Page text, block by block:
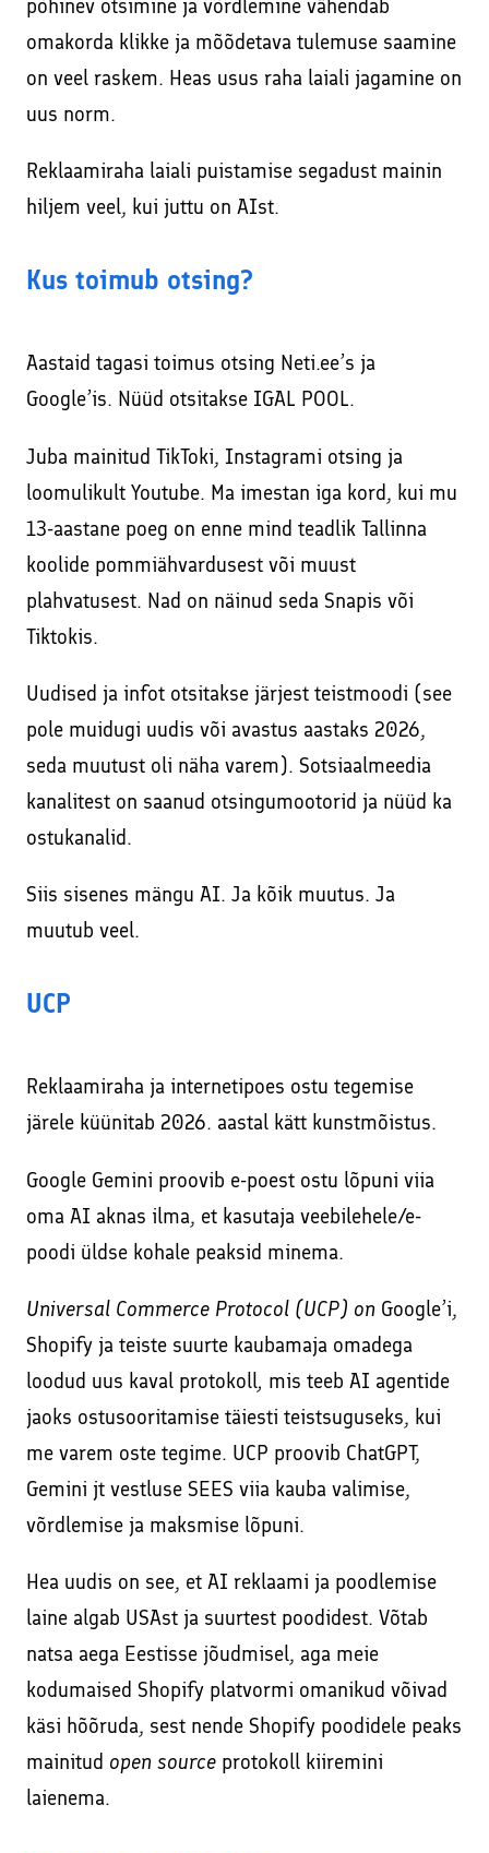
põhinev otsimine ja võrdlemine vähendab
omakorda klikke ja mõõdetava tulemuse saamine
on veel raskem. Heas usus raha laiali jagamine on
uus norm.
Reklaamiraha laiali puistamise segadust mainin
hiljem veel, kui juttu on AIst.
Kus toimub otsing?
Aastaid tagasi toimus otsing Neti.ee’s ja
Google’is. Nüüd otsitakse IGAL POOL.
Juba mainitud TikToki, Instagrami otsing ja
loomulikult Youtube. Ma imestan iga kord, kui mu
13-aastane poeg on enne mind teadlik Tallinna
koolide pommiähvardusest või muust
plahvatusest. Nad on näinud seda Snapis või
Tiktokis.
Uudised ja infot otsitakse järjest teistmoodi (see
pole muidugi uudis või avastus aastaks 2026,
seda muutust oli näha varem). Sotsiaalmeedia
kanalitest on saanud otsingumootorid ja nüüd ka
ostukanalid.
Siis sisenes mängu AI. Ja kõik muutus. Ja
muutub veel.
UCP
Reklaamiraha ja internetipoes ostu tegemise
järele küünitab 2026. aastal kätt kunstmõistus.
Google Gemini proovib e-poest ostu lõpuni viia
oma AI aknas ilma, et kasutaja veebilehele/e-
poodi üldse kohale peaksid minema.
Universal Commerce Protocol (UCP) on Google’i,
Shopify ja teiste suurte kaubamaja omadega
loodud uus kaval protokoll, mis teeb AI agentide
jaoks ostusooritamise täiesti teistsuguseks, kui
me varem oste tegime. UCP proovib ChatGPT,
Gemini jt vestluse SEES viia kauba valimise,
võrdlemise ja maksmise lõpuni.
Hea uudis on see, et AI reklaami ja poodlemise
laine algab USAst ja suurtest poodidest. Võtab
natsa aega Eestisse jõudmisel, aga meie
kodumaised Shopify platvormi omanikud võivad
käsi hõõruda, sest nende Shopify poodidele peaks
mainitud open sourceprotokoll kiiremini
laienema.